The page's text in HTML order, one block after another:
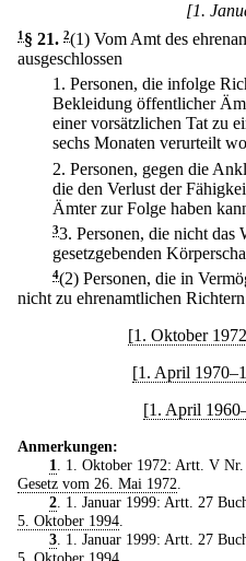
[1.
1 § 21. 2(1) Vom Amt des
ausgeschlossen
1. Personen, die infolge
Bekleidung öffentlicher
einer vorsätzlichen Tat zu
sechs Monaten verurteilt
2. Personen, gegen die
die den Verlust der
Ämter zur Folge haben
33. Personen, die nicht das
gesetzgebenden
4(2) Personen, die in
nicht zu ehrenamtlichen
[1. Oktober
[1. April
[1. April
Anmerkungen:
1
. 1. Oktober 1972: Artt. V
Gesetz vom 26. Mai 1972
2. 1. Januar 1999: Artt. 27
5. Oktober 1994
3. 1. Januar 1999: Artt. 27